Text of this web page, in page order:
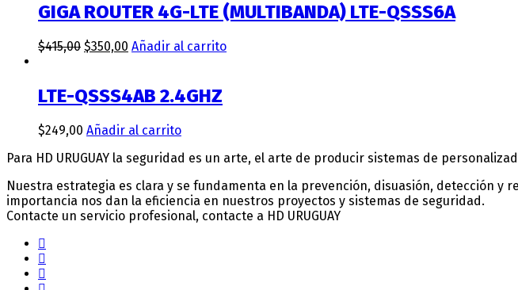
GIGA ROUTER 4G-LTE (MULTIBANDA) LTE-QSSS6A
$415,00 $350,00 Añadir al carrito
LTE-QSSS4AB 2.4GHZ
$249,00 Añadir al carrito
Para HD URUGUAY la seguridad es un arte, el arte de producir sistemas de
Nuestra estrategia es clara y se fundamenta en la prevención, disuasión, detección
importancia nos dan la eficiencia en nuestros proyectos y sistemas de seguridad.
Contacte un servicio profesional, contacte a HD URUGUAY